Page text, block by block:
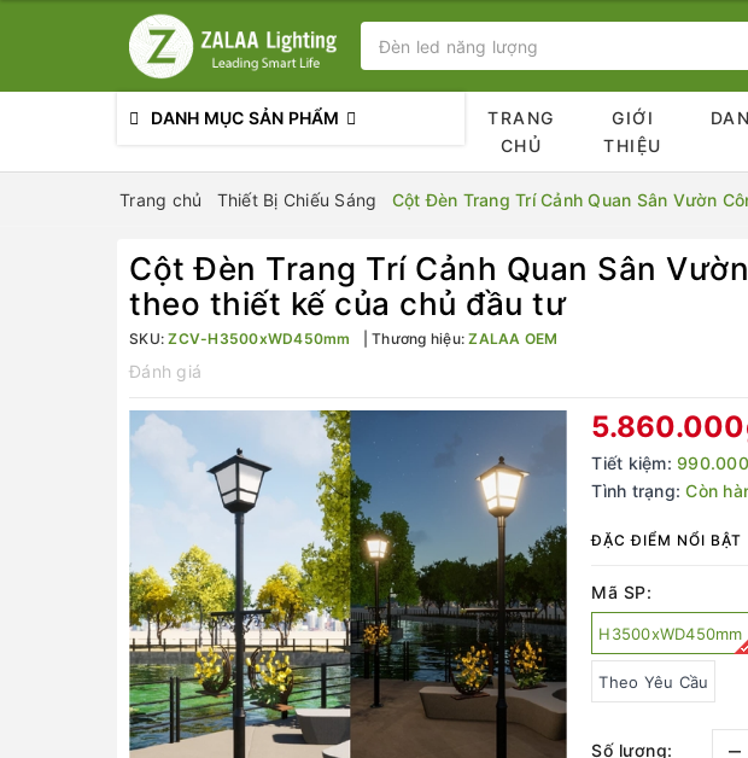
Bạn
DANH MỤC SẢN PHẨM
TRANG
CHỦ
GIỚI
THIỆU
Trang chủ Thiết Bị Chiếu Sáng Cột Đèn Trang Trí Cảnh Quan Sân Vườn
Cột Đèn Trang Trí Cảnh Quan Sân
theo thiết kế của chủ đầu tư
SKU:ZCV-H3500xWD450mm Thương hiệu:ZALAA OEM
Đánh giá
Tiết kiệm:
Tình trạng: Còn
ĐẶC ĐIỂM NỔI BẬT
Mã SP:
H3500xWD450mm
Theo Yêu Cầu
Số lượng: –